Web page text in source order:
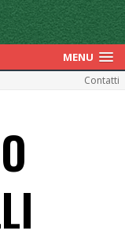
MENU
Contatti